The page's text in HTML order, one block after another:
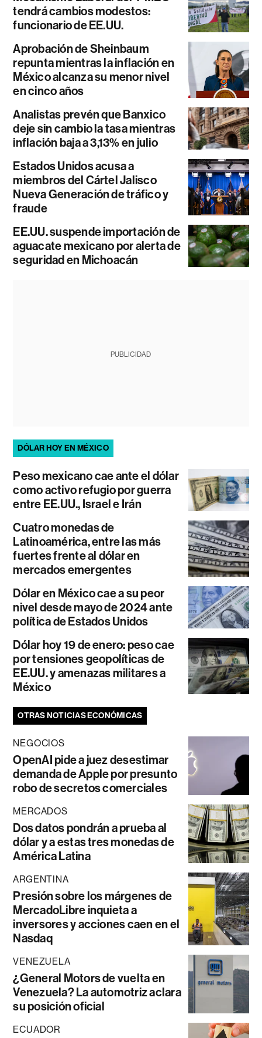
tendrá cambios modestos:
funcionario de EE.UU.
Aprobación de Sheinbaum
repunta mientras la inflación en
México alcanza su menor nivel
en cinco años
Analistas prevén que Banxico
deje sin cambio la tasa mientras
inflación baja a 3,13% en julio
Estados Unidos acusa a
miembros del Cártel Jalisco
Nueva Generación de tráfico y
fraude
EE.UU. suspende importación de
aguacate mexicano por alerta de
seguridad en Michoacán
PUBLICIDAD
DÓLAR HOY EN MÉXICO
Peso mexicano cae ante el dólar
como activo refugio por guerra
entre EE.UU., Israel e Irán
Cuatro monedas de
Latinoamérica, entre las más
fuertes frente al dólar en
mercados emergentes
Dólar en México cae a su peor
nivel desde mayo de 2024 ante
política de Estados Unidos
Dólar hoy 19 de enero: peso cae
por tensiones geopolíticas de
EE.UU. y amenazas militares a
México
OTRAS NOTICIAS ECONÓMICAS
NEGOCIOS
OpenAI pide a juez desestimar
demanda de Apple por presunto
robo de secretos comerciales
MERCADOS
Dos datos pondrán a prueba al
dólar y a estas tres monedas de
América Latina
ARGENTINA
Presión sobre los márgenes de
MercadoLibre inquieta a
inversores y acciones caen en el
Nasdaq
VENEZUELA
¿General Motors de vuelta en
Venezuela? La automotriz aclara
su posición oficial
ECUADOR